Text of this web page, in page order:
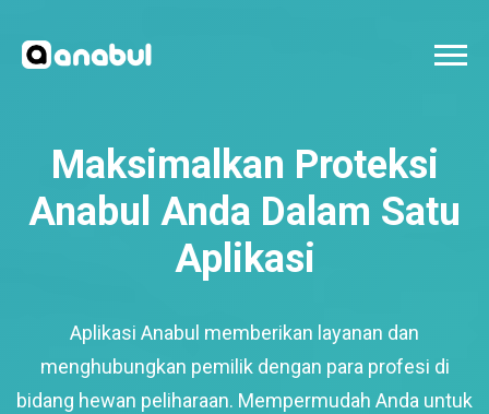
Maksimalkan Proteksi
Anabul Anda Dalam Satu
Aplikasi
Aplikasi Anabul memberikan layanan dan
menghubungkan pemilik dengan para profesi di
bidang hewan peliharaan. Mempermudah Anda untuk